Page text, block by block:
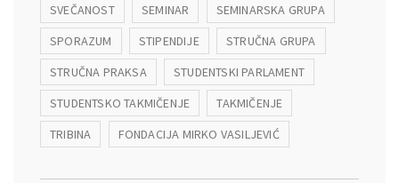
SVEČANOST
SEMINAR
SEMINARSKA GRUPA
SPORAZUM
STIPENDIJE
STRUČNA GRUPA
STRUČNA PRAKSA
STUDENTSKI PARLAMENT
STUDENTSKO TAKMIČENJE
TAKMIČENJE
TRIBINA
FONDACIJA MIRKO VASILJEVIĆ